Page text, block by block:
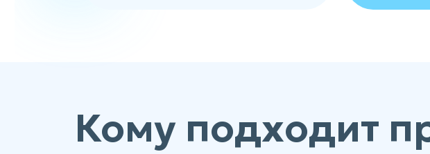
Кому подходит